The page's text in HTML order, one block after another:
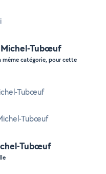
Michel-Tubœuf
même catégorie, pour cette
Tubœuf
Tubœuf
Tubœuf